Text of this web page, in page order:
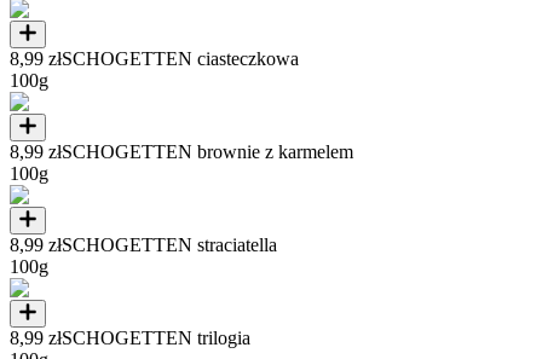
8,99 złSCHOGETTEN ciasteczkowa
100g
8,99 złSCHOGETTEN brownie z karmelem
100g
8,99 złSCHOGETTEN straciatella
100g
8,99 złSCHOGETTEN trilogia